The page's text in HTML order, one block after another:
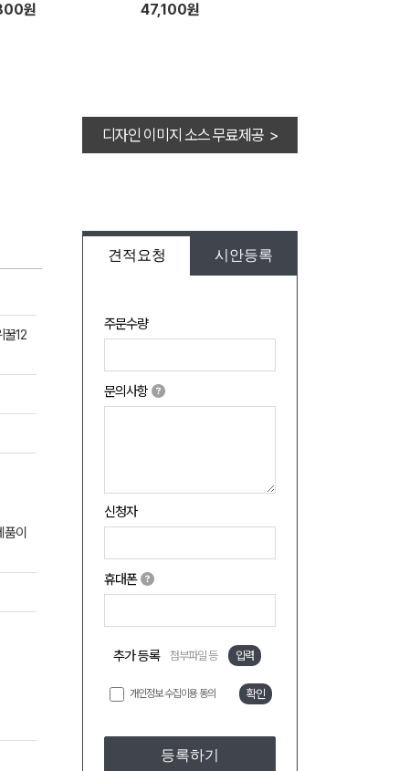
원 47,100원
디자인 이미지 소스 무료제공 >
견적요청 시안등록
주문수량
문의사항
신청자
휴대폰
추가 등록 첨부파일 등 입력
개인정보 수집이용 동의 확인
등록하기
꿀12
이